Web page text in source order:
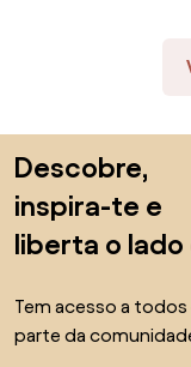
Descobre,
inspira-te e
liberta o lado
Tem acesso a
parte da